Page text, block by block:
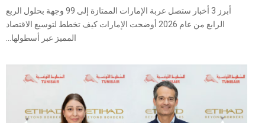
أبرز 3 أخبار ستصل عربة الإمارات الممتازة إلى 99 وجهة بحلول الربع
الرابع من عام 2026 أوضحت الإمارات كيف تخطط لتوسيع الاقتصاد
المميز عبر أسطولها...